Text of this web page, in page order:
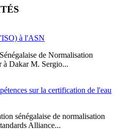
à l'ASN
de Normalisation
à Dakar M. Sergio...
sur la certification de l'eau
sénégalaise de normalisation
Alliance...